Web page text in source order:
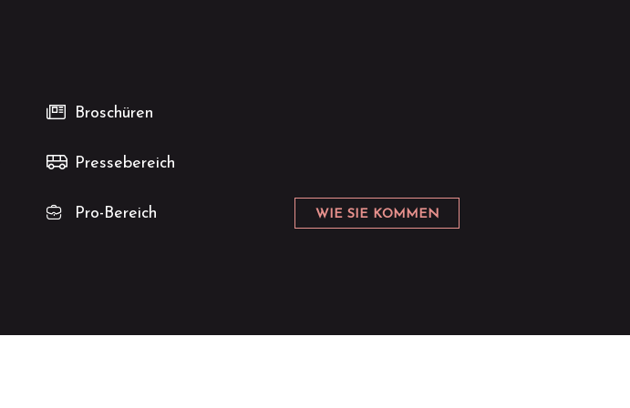
Broschüren
Pressebereich
Pro-Bereich WIE SIE KOMMEN